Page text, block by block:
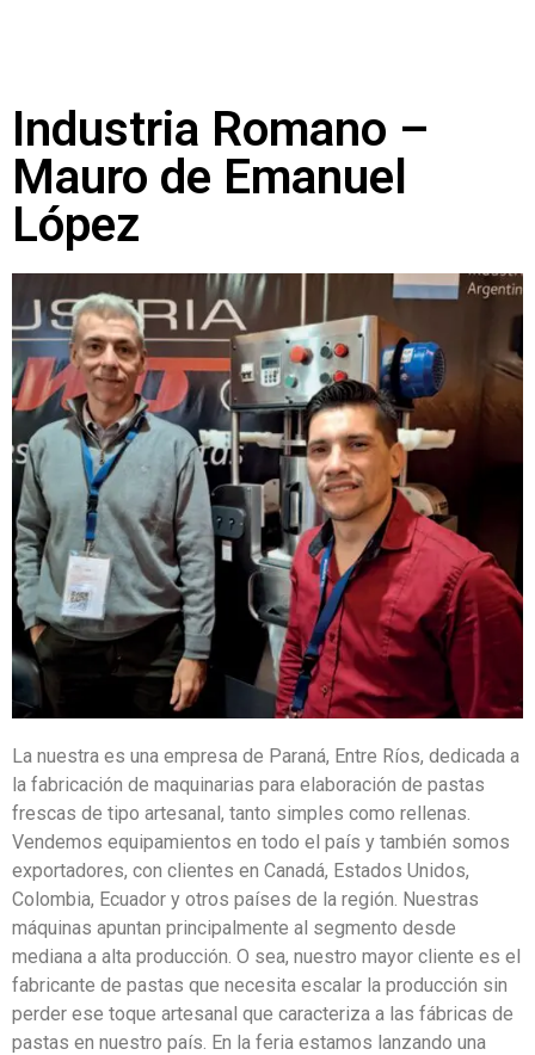
Industria Romano –
Mauro de Emanuel
López
La nuestra es una empresa de Paraná, Entre Ríos, dedicada a
la fabricación de maquinarias para elaboración de pastas
frescas de tipo artesanal, tanto simples como rellenas.
Vendemos equipamientos en todo el país y también somos
exportadores, con clientes en Canadá, Estados Unidos,
Colombia, Ecuador y otros países de la región. Nuestras
máquinas apuntan principalmente al segmento desde
mediana a alta producción. O sea, nuestro mayor cliente es el
fabricante de pastas que necesita escalar la producción sin
perder ese toque artesanal que caracteriza a las fábricas de
pastas en nuestro país. En la feria estamos lanzando una